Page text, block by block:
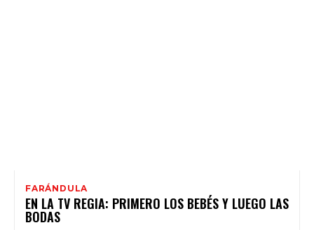
FARÁNDULA
EN LA TV REGIA: PRIMERO LOS BEBÉS Y LUEGO LAS
BODAS